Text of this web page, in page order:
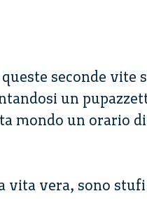
seconde vite
un
mondo un orario
vita vera, sono